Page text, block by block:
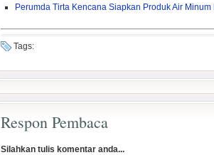
Perumda Tirta Kencana Siapkan Produk Air Minum
Tags:
Respon Pembaca
Silahkan tulis komentar anda...